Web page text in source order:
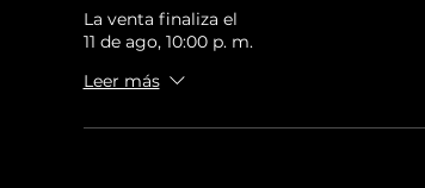
La venta finaliza el
11 de ago, 10:00 p. m.
Leer más